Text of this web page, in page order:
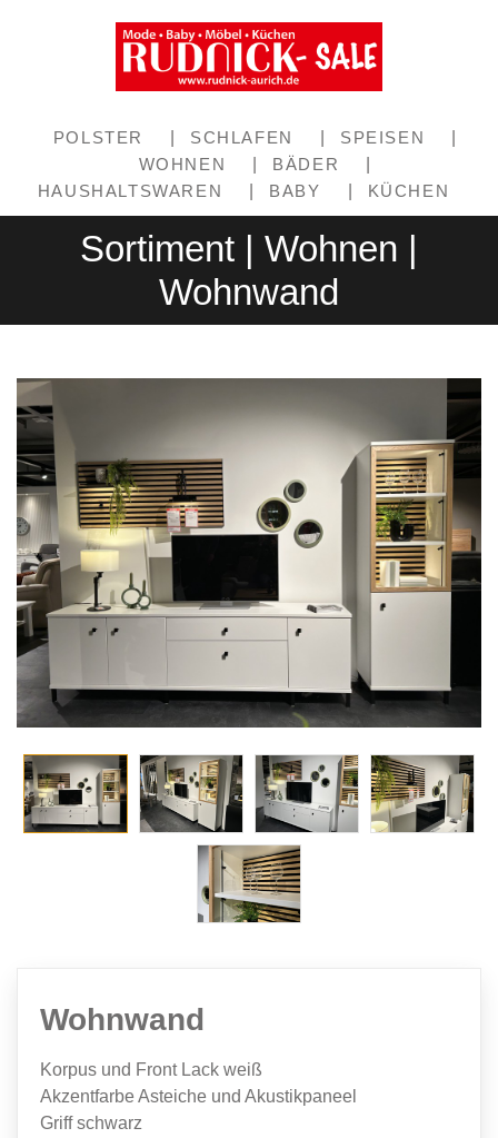
POLSTER SCHLAFEN SPEISEN
WOHNEN
BÄDER
HAUSHALTSWAREN
BABY KÜCHEN
Sortiment | Wohnen |
Wohnwand
Wohnwand
Korpus und Front Lack weiß
Akzentfarbe Asteiche und Akustikpaneel
Griff schwarz